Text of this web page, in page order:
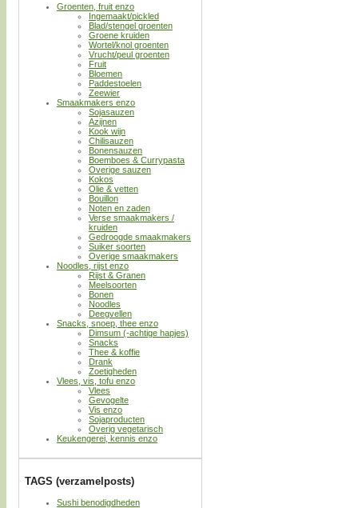
Groenten, fruit enzo
Ingemaakt/pickled
Blad/stengel groenten
Groene kruiden
Wortel/knol groenten
Vrucht/peul groenten
Fruit
Bloemen
Paddestoelen
Zeewier
Smaakmakers enzo
Sojasauzen
Azijnen
Kook wijn
Chilisauzen
Bonensauzen
Boemboes & Currypasta
Overige sauzen
Kokos
Olie & vetten
Bouillon
Noten en zaden
Verse smaakmakers /
kruiden
Gedroogde smaakmakers
Suiker soorten
Overige smaakmakers
Noodles, rijst enzo
Rijst & Granen
Meelsoorten
Bonen
Noodles
Deegvellen
Snacks, snoep, thee enzo
Dimsum (-achtige hapjes)
Snacks
Thee & koffie
Drank
Zoetigheden
Vlees, vis, tofu enzo
Vlees
Gevogelte
Vis enzo
Sojaproducten
Overig vegetarisch
Keukengerei, kennis enzo
TAGS (verzamelposts)
Sushi benodigdheden